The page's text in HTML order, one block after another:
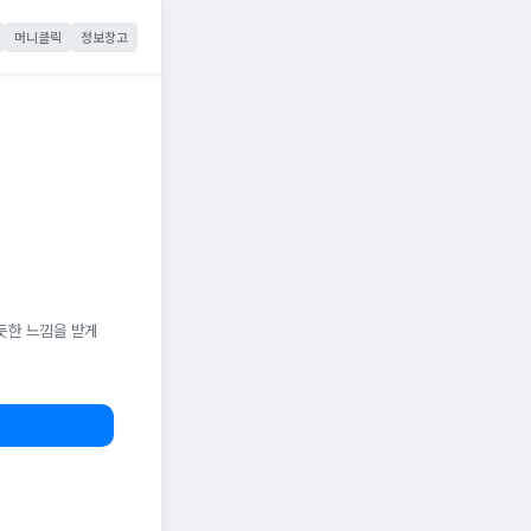
머니클릭 정보창고
한 느낌을 받게